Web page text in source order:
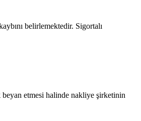
belirlemektedir. Sigortalı
beyan etmesi halinde nakliye şirketinin